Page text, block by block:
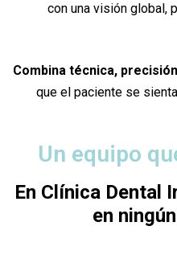
con una visión global,
Combina técnica,
que el paciente se
Un equipo
En Clínica Dental
en